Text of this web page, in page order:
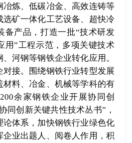
炼、低碳冶金、高效连铸等
选矿一体化工艺设备、超快冷
备产品，打造一批“技术研发
”工程示范，多项关键技术
河钢等钢铁企业转化应用。
接。围绕钢铁行业转型发展
料、冶金、机械等学科的有
余家钢铁企业开展协同创
同创新关键共性技术丛书”，
论体系，加快钢铁行业绿色化
业出题人、阅卷人作用，积